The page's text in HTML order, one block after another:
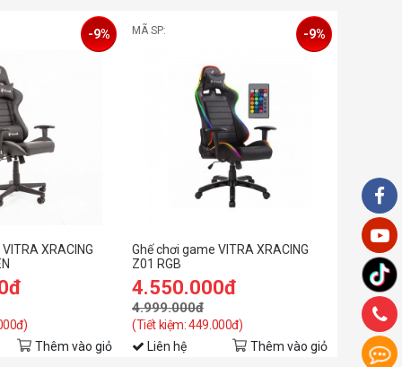
XRACING
-9%
Thêm vào giỏ
MÃ SP:
Ghế chơi game VITRA XRACING
Z01 RGB
4.550.000đ
4.999.000đ
(Tiết kiệm: 449.000đ)
-9%
Liên hệ Thêm vào giỏ